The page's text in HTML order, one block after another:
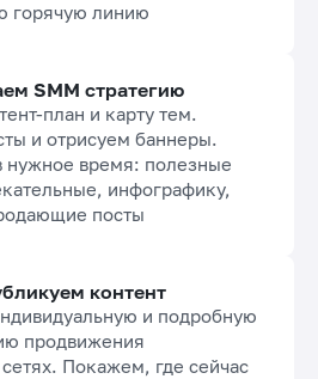
горячую линию
SMM стратегию
план и карту тем.
и отрисуем баннеры.
нужное время: полезные
инфографику,
посты
контент
и подробную
продвижения
Покажем, где сейчас